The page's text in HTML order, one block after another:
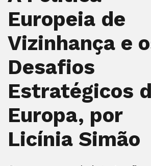
Europeia de
Vizinhança e
Desafios
Estratégicos
Europa, por
Licínia Simão